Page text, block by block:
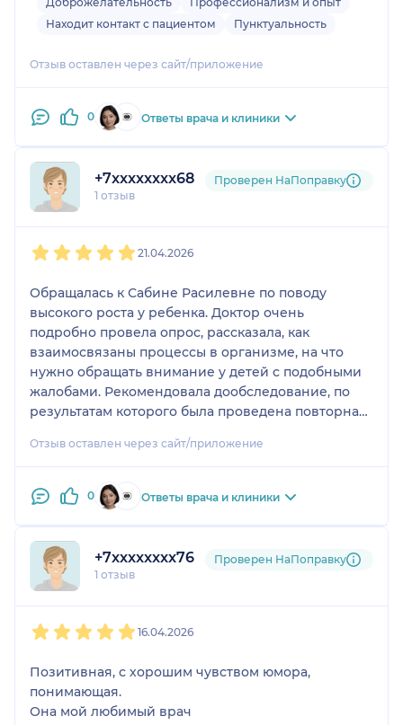
Находит контакт с пациентом
Пунктуальность
Отзыв оставлен через сайт/приложение
0 Ответы врача и клиники
+7xxxxxxxx68
1 отзыв
Проверен НаПоправку
21.04.2026
Обращалась к Сабине Расилевне по поводу
высокого роста у ребенка. Доктор очень
подробно провела опрос, рассказала, как
взаимосвязаны процессы в организме, на что
нужно обращать внимание у детей с подобными
жалобами. Рекомендовала дообследование, по
результатам которого была проведена повторная
действий. Большое спасибо за здоровье ребенка
Отзыв оставлен через сайт/приложение
0 Ответы врача и клиники
+7xxxxxxxx76
1 отзыв
Проверен НаПоправку
16.04.2026
Позитивная, с хорошим чувством юмора,
понимающая.
Она мой любимый врач